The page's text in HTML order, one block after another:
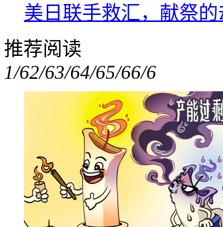
美日联手救汇，献祭
推荐阅读
1/62/63/64/65/66/6